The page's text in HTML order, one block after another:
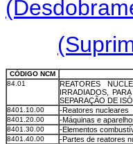
CÓDIGO NCM
84.01
REATORES
IRRADIADOS,
SEPARAÇÃO DE
8401.10.00 -Reatores nucleares
8401.20.00 -Máquinas e
8401.30.00 -Elementos
8401.40.00 -Partes de reatores